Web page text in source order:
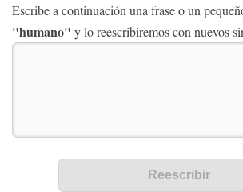
Escribe a continuación una frase o un
"humano" y lo reescribiremos con nuevos